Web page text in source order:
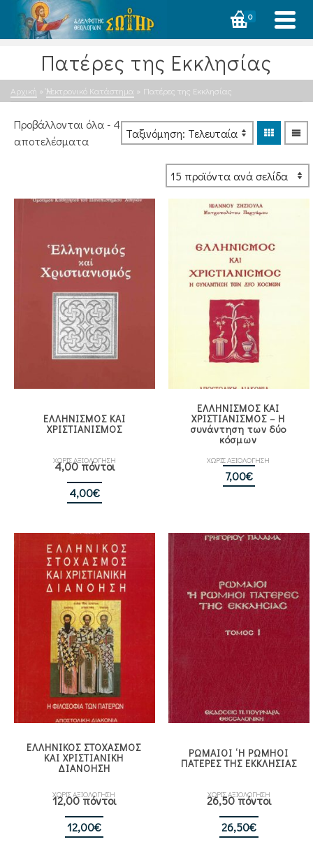
0
Πατέρες της Εκκλησίας
Αρχική » Ἠλεκτρονικό Κατάστημα » Πατέρες της Εκκλησίας
Προβάλλονται όλα - 4
αποτελέσματαSorted
ΕΛΛΗΝΙΣΜΟΣ ΚΑΙ
ΧΡΙΣΤΙΑΝΙΣΜΟΣ
ΧΩΡΙΣ ΑΞΙΟΛΟΓΗΣΗ
4,00 πόντοι
4,00€
ΕΛΛΗΝΙΣΜΟΣ ΚΑΙ
ΧΡΙΣΤΙΑΝΙΣΜΟΣ – Η
συνάντηση των δύο
κόσμων
ΧΩΡΙΣ ΑΞΙΟΛΟΓΗΣΗ
7,00€
ΕΛΛΗΝΙΚΟΣ ΣΤΟΧΑΣΜΟΣ
ΚΑΙ ΧΡΙΣΤΙΑΝΙΚΗ
ΔΙΑΝΟΗΣΗ
ΧΩΡΙΣ ΑΞΙΟΛΟΓΗΣΗ
12,00 πόντοι
12,00€
ΡΩΜΑΙΟΙ ‘Η ΡΩΜΗΟΙ
ΠΑΤΕΡΕΣ ΤΗΣ ΕΚΚΛΗΣΙΑΣ
ΧΩΡΙΣ ΑΞΙΟΛΟΓΗΣΗ
26,50 πόντοι
26,50€